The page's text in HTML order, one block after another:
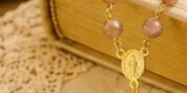
plaies, des écorchures et les
quartz rose est considéré comme
de tendresse. Sur le plan
dépasser les états émotionnels
de la sérénité et de la